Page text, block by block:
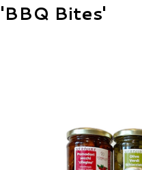
Bites'